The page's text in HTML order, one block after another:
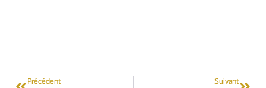
Précédent Suivant